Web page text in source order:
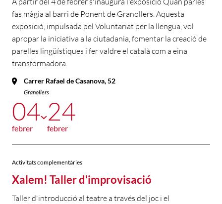
fas màgia al barri de Ponent de Granollers. Aquesta
exposició, impulsada pel Voluntariat per la llengua, vol
apropar la iniciativa a la ciutadania, fomentar la creació de
parelles lingüístiques i fer valdre el català com a eina
transformadora.
Carrer Rafael de Casanova, 52
Granollers
04
febrer
24
febrer
Activitats complementàries
Xalem! Taller d'improvisació
Taller d'introducció al teatre a través del joc i el